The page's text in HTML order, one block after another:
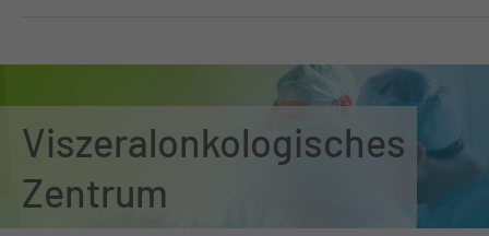
Viszeralonkologisches
Zentrum